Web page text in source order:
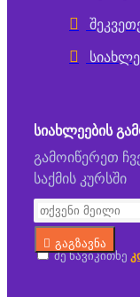
ᲡᲘᲐᲮᲚᲔᲔᲑᲘᲡ
გამოიწერეთ
საქმის კურსში
გაგზავნა
მე წავიკითხე